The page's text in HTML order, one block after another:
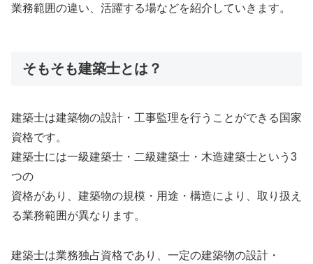
業務範囲の違い、活躍する場などを紹介していきます。
そもそも建築士とは？
建築士は建築物の設計・工事監理を行うことができる国家
資格です。
建築士には一級建築士・二級建築士・木造建築士という3
つの
資格があり、建築物の規模・用途・構造により、取り扱え
る業務範囲が異なります。
建築士は業務独占資格であり、一定の建築物の設計・